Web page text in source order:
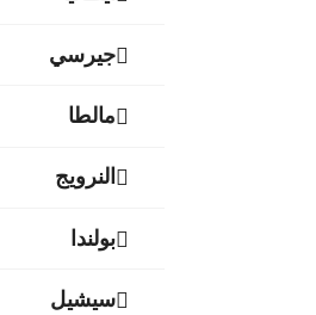
جيرسي
مالطا
النرويج
بولندا
سيشيل